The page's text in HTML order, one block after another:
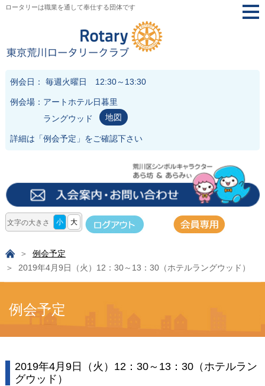
ロータリーは職業を通して奉仕する団体です
例会日： 毎週火曜日 12:30～13:30
例会場：アートホテル日暮里
ラングウッド
地図
詳細は「例会予定 」をご確認下さい
文字の大きさ 小 大
例会予定
2019年4月9日（火）12：30～13：30（ホテルラングウッド）
例会予定
2019年4月9日（火）12：30～13：30（ホテルラン
グウッド）